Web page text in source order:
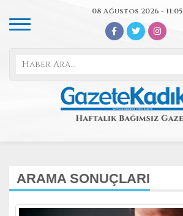
08 Ağustos 2026 - 11:05
ARAMA SONUÇLARI